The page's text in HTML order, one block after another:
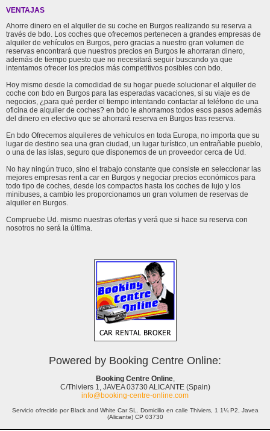
VENTAJAS
Ahorre dinero en el alquiler de su coche en Burgos realizando su reserva a
través de bdo. Los coches que ofrecemos pertenecen a grandes empresas de
alquiler de vehículos en Burgos, pero gracias a nuestro gran volumen de
reservas encontrará que nuestros precios en Burgos le ahorraran dinero,
además de tiempo puesto que no necesitará seguir buscando ya que
intentamos ofrecer los precios más competitivos posibles con bdo.
Hoy mismo desde la comodidad de su hogar puede solucionar el alquiler de
coche con bdo en Burgos para las esperadas vacaciones, si su viaje es de
negocios, ¿para qué perder el tiempo intentando contactar al teléfono de una
oficina de alquiler de coches? en bdo le ahorramos todos esos pasos además
del dinero en efectivo que se ahorrará reserva en Burgos tras reserva.
En bdo Ofrecemos alquileres de vehículos en toda Europa, no importa que su
lugar de destino sea una gran ciudad, un lugar turístico, un entrañable pueblo,
o una de las islas, seguro que disponemos de un proveedor cerca de Ud.
No hay ningún truco, sino el trabajo constante que consiste en seleccionar las
mejores empresas rent a car en Burgos y negociar precios económicos para
todo tipo de coches, desde los compactos hasta los coches de lujo y los
minibuses, a cambio les proporcionamos un gran volumen de reservas de
alquiler en Burgos.
Compruebe Ud. mismo nuestras ofertas y verá que si hace su reserva con
nosotros no será la última.
Powered by Booking Centre Online:
Booking Centre Online,
C/Thiviers 1, JAVEA 03730 ALICANTE (Spain)
info@booking-centre-online.com
Servicio ofrecido por Black and White Car SL. Domicilio en calle Thiviers, 1 1¼ P2, Javea
(Alicante) CP 03730